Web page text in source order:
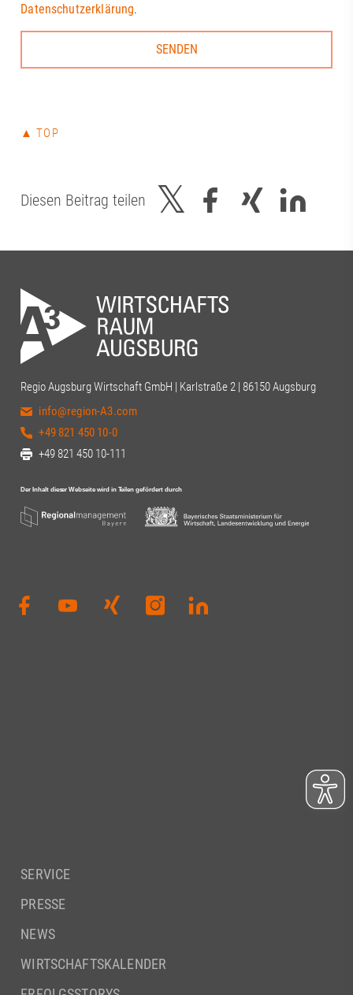
Datenschutzerklärung.
▲ TOP
Diesen Beitrag teilen
Regio Augsburg Wirtschaft GmbH | Karlstraße 2 | 86150 Augsburg
info@region-A3.com
+49 821 450 10-0
+49 821 450 10-111
SERVICE
PRESSE
NEWS
WIRTSCHAFTSKALENDER